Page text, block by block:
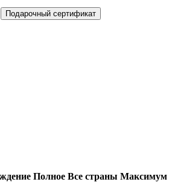
Подарочный сертификат
Полное Все страны Максимум